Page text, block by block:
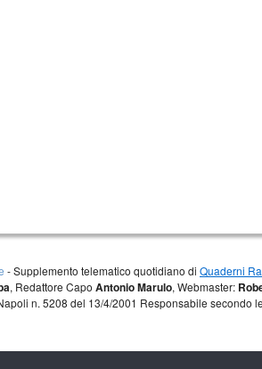
- Supplemento telematico quotidiano di Quaderni
, Redattore Capo Antonio Marulo, Webmaster:
n. 5208 del 13/4/2001 Responsabile secondo